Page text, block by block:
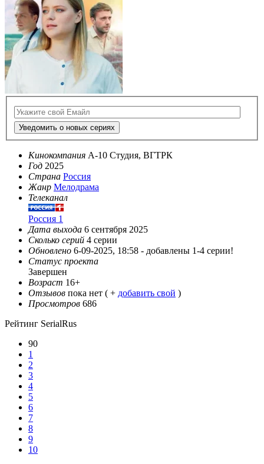
Уведомить о новых сериях
Кинокомпания А-10 Студия, ВГТРК
Год 2025
Страна Россия
Жанр Мелодрама
Телеканал
Россия 1
Дата выхода 6 сентября 2025
Сколько серий 4 серии
Обновлено 6-09-2025, 18:58 - добавлены 1-4 серии!
Статус проекта
Завершен
Возраст 16+
Отзывов пока нет ( + добавить свой )
Просмотров 686
Рейтинг SerialRus
90
1
2
3
4
5
6
7
8
9
10